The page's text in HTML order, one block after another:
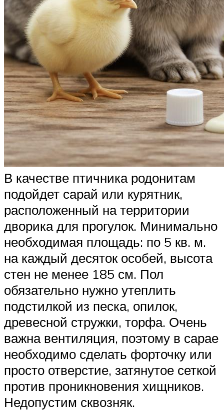
В качестве птичника родонитам
подойдет сарай или курятник,
расположенный на территории
дворика для прогулок. Минимально
необходимая площадь: по 5 кв. м.
на каждый десяток особей, высота
стен не менее 185 см. Пол
обязательно нужно утеплить
подстилкой из песка, опилок,
древесной стружки, торфа. Очень
важна вентиляция, поэтому в сарае
необходимо сделать форточку или
просто отверстие, затянутое сеткой
против проникновения хищников.
Недопустим сквозняк.